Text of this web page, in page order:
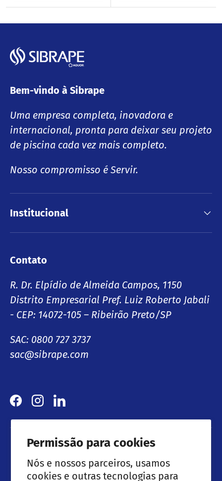
Permissão para cookies
Nós e nossos parceiros, usamos
cookies e outras tecnologias para
Bem-vindo à Sibrape
Uma empresa completa, inovadora e
internacional, pronta para deixar seu projeto
de piscina cada vez mais completo.
Nosso compromisso é Servir.
Institucional
Contato
R. Dr. Elpídio de Almeida Campos, 1150
Distrito Empresarial Pref. Luiz Roberto Jabali
- CEP: 14072-105 – Ribeirão Preto/SP
SAC: 0800 727 3737
sac@sibrape.com
Facebook
InstagramLinkedIn
Lançamentos & Ofertas especiais